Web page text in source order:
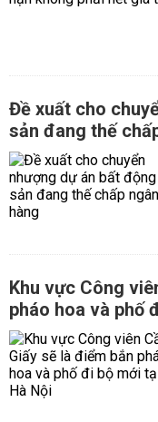
Đề xuất cho
sản đang thế
Khu vực Công
pháo hoa và phố